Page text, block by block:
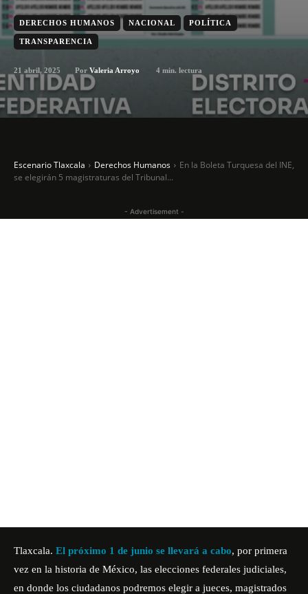
DERECHOS HUMANOS NACIONAL POLÍTICA
TRANSPARENCIA
21 abril, 2025 Por Valeria Arroyo 4 min. lectura
Escenario Tlaxcala Derechos Humanos
En la Boleta Turquesa del INE,
se elegirán 5 magistraturas del Tribunal...
- Advertisement -
Tlaxcala. El próximo 1 de junio se llevará a cabo, por primera
vez en la historia de México, las elecciones federales judiciales,
en donde los ciudadanos podremos elegir a jueces, magistrados